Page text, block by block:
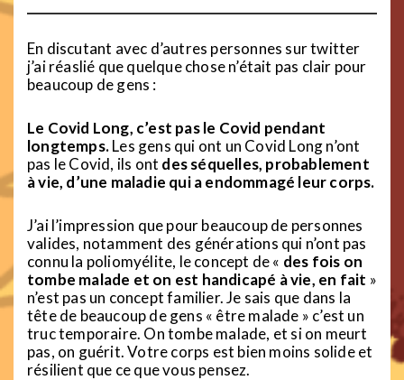
En discutant avec d’autres personnes sur twitter
j’ai réaslié que quelque chose n’était pas clair pour
beaucoup de gens :
Le Covid Long, c’est pas le Covid pendant
longtemps.Les gens qui ont un Covid Long n’ont
pas le Covid, ils ont des séquelles, probablement
à vie, d’une maladie qui a endommagé leur corps.
J’ai l’impression que pour beaucoup de personnes
valides, notamment des générations qui n’ont pas
connu la poliomyélite, le concept de « des fois on
tombe malade et on est handicapé à vie, en fait »
n’est pas un concept familier. Je sais que dans la
tête de beaucoup de gens « être malade » c’est un
truc temporaire. On tombe malade, et si on meurt
pas, on guérit. Votre corps est bien moins solide et
résilient que ce que vous pensez.